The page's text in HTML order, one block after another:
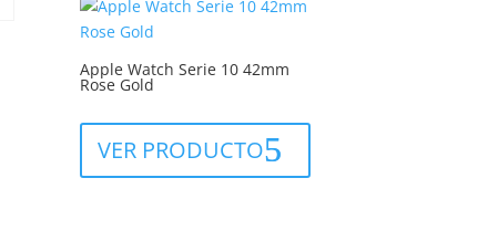
Apple Watch Serie 10 42mm
Rose Gold
VER PRODUCTO